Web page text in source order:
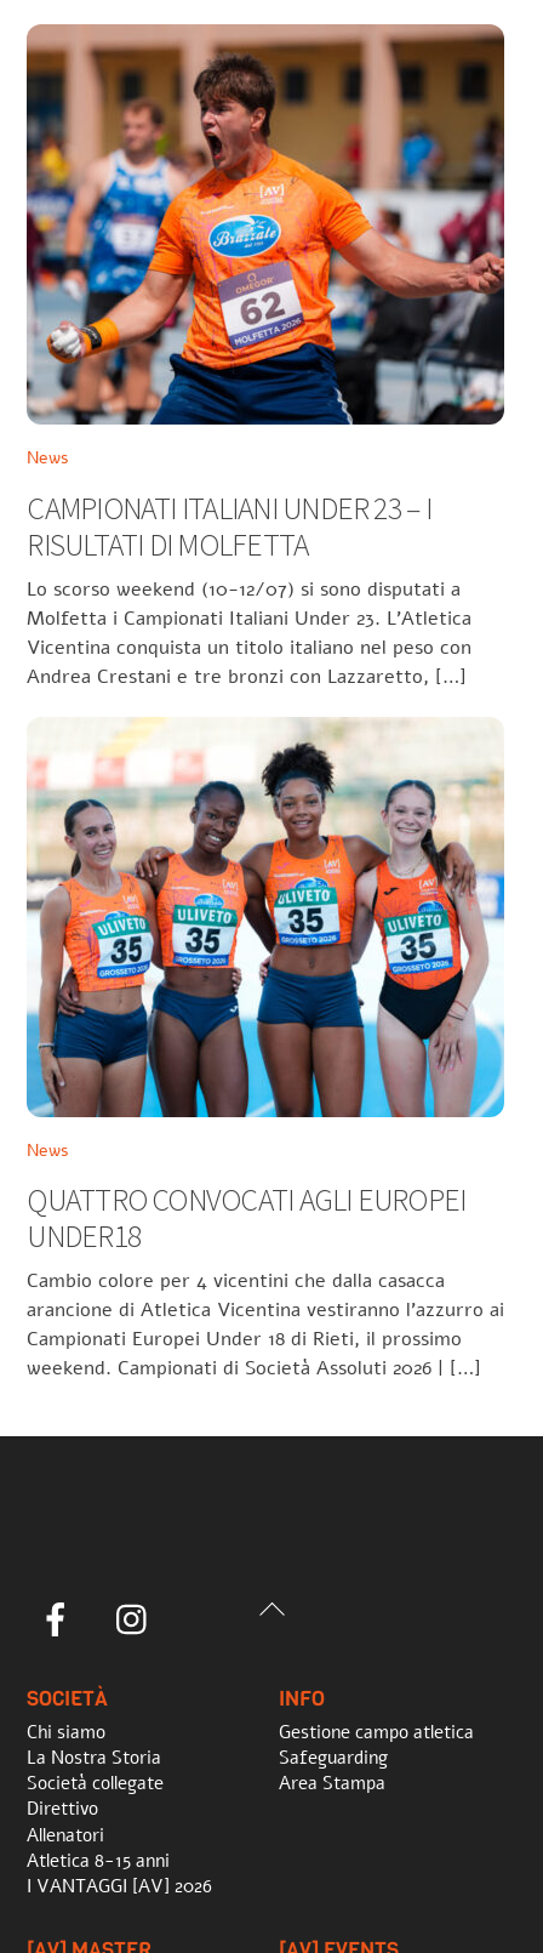
News
CAMPIONATI ITALIANI UNDER 23 – I
RISULTATI DI MOLFETTA
Lo scorso weekend (10-12/07) si sono disputati a
Molfetta i Campionati Italiani Under 23. L’Atletica
Vicentina conquista un titolo italiano nel peso con
Andrea Crestani e tre bronzi con Lazzaretto, […]
News
QUATTRO CONVOCATI AGLI EUROPEI
UNDER18
Cambio colore per 4 vicentini che dalla casacca
arancione di Atletica Vicentina vestiranno l’azzurro ai
Campionati Europei Under 18 di Rieti, il prossimo
weekend. Campionati di Società Assoluti 2026 | […]
Back
Facebook
SOCIETÀ
Chi siamo
La Nostra Storia
Società collegate
Direttivo
Allenatori
Atletica 8-15 anni
I VANTAGGI [AV] 2026
INFO
Gestione campo atletica
Safeguarding
Area Stampa